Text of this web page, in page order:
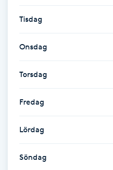
Friskvård
Friskvårdsmassage
Frisör
Funktionsanalys
Färgning
Föning
Tisdag
Onsdag
Torsdag
Fredag
Lördag
Söndag